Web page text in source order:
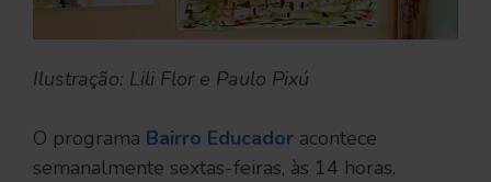
Ilustração: Lili Flor e Paulo Pixú
O programa Bairro Educador acontece
semanalmente sextas-feiras, às 14 horas,